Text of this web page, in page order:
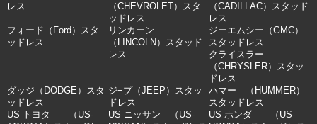
レス
（CHEVROLET）スタ
ッドレス
（CADILLAC）スタッド
レス
フォード（Ford）スタ
ッドレス
リンカーン
（LINCOLN）スタッド
レス
ジーエムシー（GMC）
スタッドレス
クライスラー
（CHRYSLER）スタッ
ドレス
ダッジ（DODGE）スタ
ッドレス
ジ−プ（JEEP）スタッ
ドレス
ハマー （HUMMER）
スタッドレス
US トヨタ （US-
US ニッサン （US-
US ホンダ （US-